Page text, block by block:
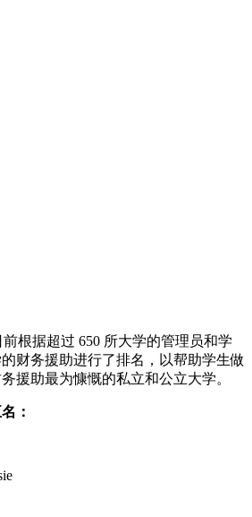
前根据超过 650 所大学的管理员和学
财务援助进行了排名，以帮助学生做
援助最为慷慨的私立和公立大学。
：